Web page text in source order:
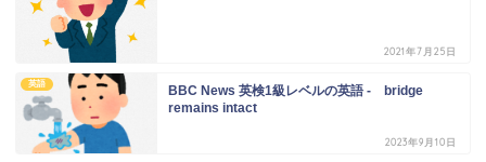
2021年7月25日
英語
BBC News 英検1級レベルの英語 - bridge
remains intact
2023年9月10日